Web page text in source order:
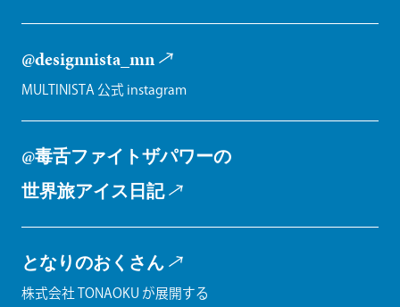
@designnista_mn
MULTINISTA 公式 instagram
@毒舌ファイトザパワーの
世界旅アイス日記
となりのおくさん
株式会社 TONAOKU が展開する